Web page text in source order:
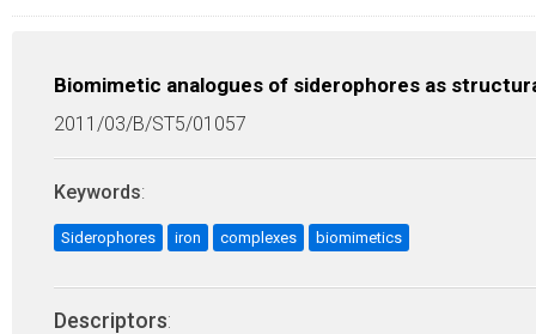
Biomimetic analogues of siderophores as
2011/03/B/ST5/01057
Keywords:
Siderophores iron complexes biomimetics
Descriptors: